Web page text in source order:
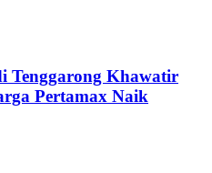
Tenggarong Khawatir
Pertamax Naik